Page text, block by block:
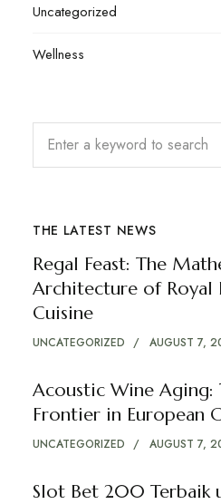
Uncategorized
Wellness
THE LATEST NEWS
Regal Feast: The
Architecture of Royal
Cuisine
UNCATEGORIZED AUGUST 7,
Acoustic Wine Aging:
Frontier in European
UNCATEGORIZED AUGUST 7,
Slot Bet 200 Terbaik